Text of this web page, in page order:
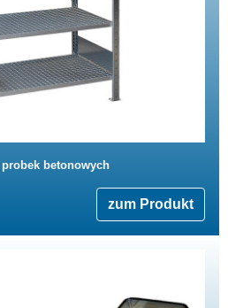
probek betonowych
zum Produkt